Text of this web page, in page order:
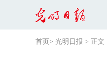
首页 > 光明日报 > 正文